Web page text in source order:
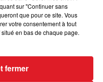
7h07
7h07sur "Continuer sans
que pour ce site. Vous
votre consentement à tout
en bas de chaque page.
fermer